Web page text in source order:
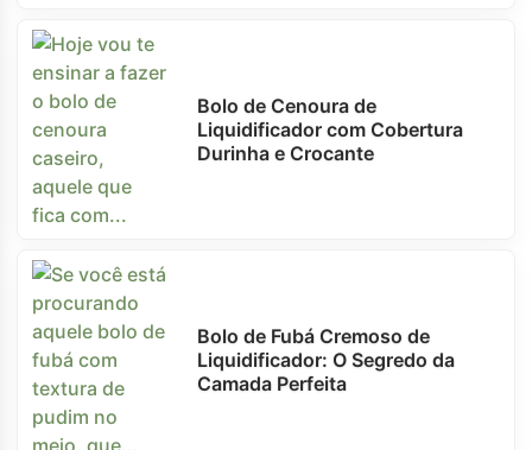
Bolo de Cenoura de
Liquidificador com Cobertura
Durinha e Crocante
Bolo de Fubá Cremoso de
Liquidificador: O Segredo da
Camada Perfeita